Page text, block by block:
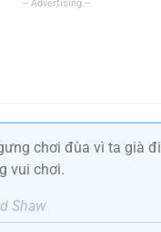
chơi đùa vì ta già
vui chơi.
Shaw